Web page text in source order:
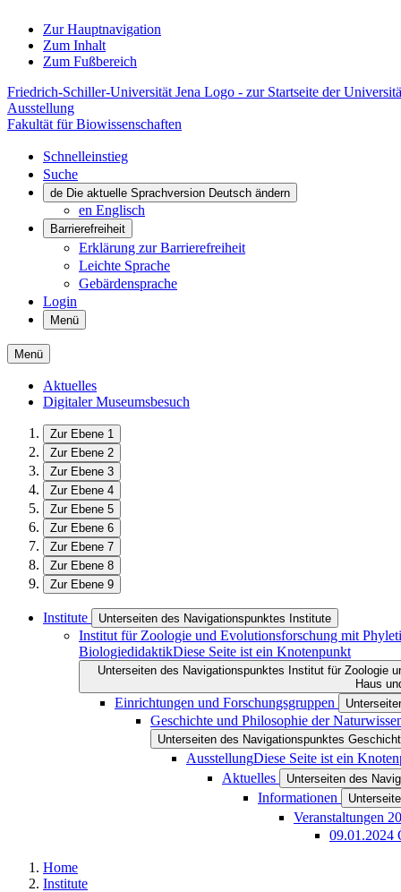
Zur Hauptnavigation
Zum Inhalt
Zum Fußbereich
Friedrich-Schiller-Universität Jena Logo - zur Startseite der
Ausstellung
Fakultät für Biowissenschaften
Schnelleinstieg
Suche
de Die aktuelle Sprachversion Deutsch ändern
en Englisch
Barrierefreiheit
Erklärung zur Barrierefreiheit
Leichte Sprache
Gebärdensprache
Login
Menü
Menü
Aktuelles
Digitaler Museumsbesuch
Zur Ebene 1
Zur Ebene 2
Zur Ebene 3
Zur Ebene 4
Zur Ebene 5
Zur Ebene 6
Zur Ebene 7
Zur Ebene 8
Zur Ebene 9
Institute Unterseiten des Navigationspunktes Institute
Institut für Zoologie und Evolutionsforschung mit
BiologiedidaktikDiese Seite ist ein Knotenpunkt
Unterseiten des Navigationspunktes Institut für Zoologie
Haus
Einrichtungen und Forschungsgruppen
Geschichte und Philosophie der
Unterseiten des Navigationspunktes
AusstellungDiese Seite ist ein
Aktuelles
Unterseiten des
Informationen
Veranstaltungen
09.01.2024
Home
Institute